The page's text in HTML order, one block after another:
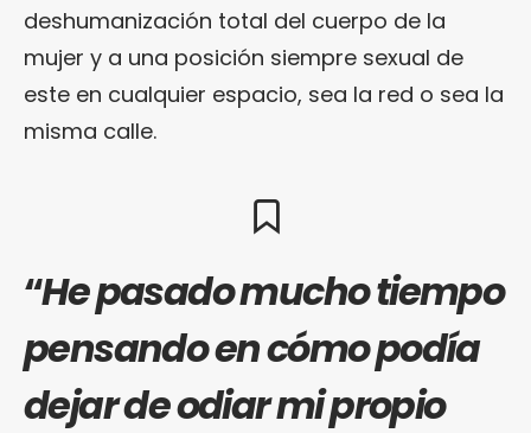
deshumanización total del cuerpo de la
mujer y a una posición siempre sexual de
este en cualquier espacio, sea la red o sea la
misma calle.
“He pasado mucho tiempo
pensando en cómo podía
dejar de odiar mi propio